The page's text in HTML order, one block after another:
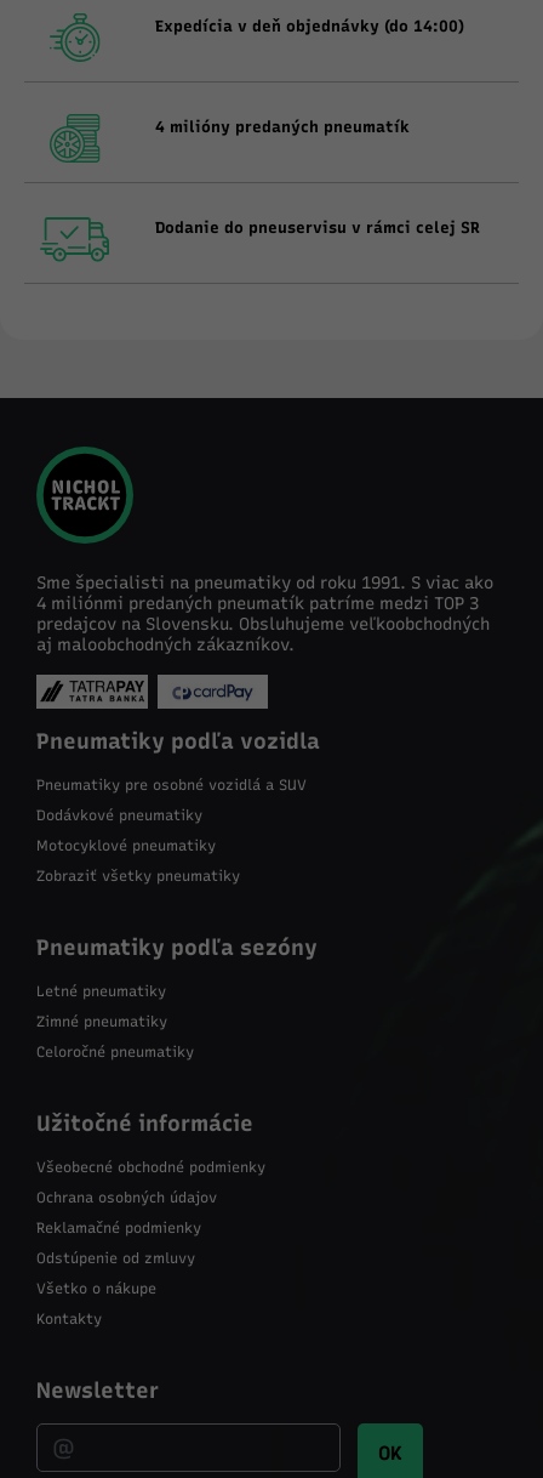
Expedícia v deň objednávky (do 14:00)
4 milióny predaných pneumatík
Dodanie do pneuservisu v rámci celej SR
Sme špecialisti na pneumatiky od roku 1991. S viac ako
4 miliónmi predaných pneumatík patríme medzi TOP 3
predajcov na Slovensku. Obsluhujeme veľkoobchodných
aj maloobchodných zákazníkov.
Pneumatiky podľa vozidla
Pneumatiky pre osobné vozidlá a SUV
Dodávkové pneumatiky
Motocyklové pneumatiky
Zobraziť všetky pneumatiky
Pneumatiky podľa sezóny
Letné pneumatiky
Zimné pneumatiky
Celoročné pneumatiky
Užitočné informácie
Všeobecné obchodné podmienky
Ochrana osobných údajov
Reklamačné podmienky
Odstúpenie od zmluvy
Všetko o nákupe
Kontakty
Newsletter
OK